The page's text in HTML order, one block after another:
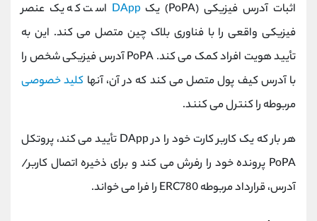
اثبات آدرس فیزیکی (PoPA) یک
DApp است که یک عنصر
فیزیکی واقعی را با فناوری بلاک چین متصل می کند. این به
تأیید هویت افراد کمک می کند. PoPA آدرس فیزیکی شخص را
با آدرس کیف پول متصل می کند که در آن، آنها کلید خصوصی
مربوطه را کنترل می کنند.
هر بار که یک کاربر کارت خود را در DApp تأیید می کند، پروتکل
PoPA پرونده خود را رفرش می کند و برای ذخیره اتصال کاربر/
آدرس، قرارداد مربوطه ERC780 را فرا می خواند.